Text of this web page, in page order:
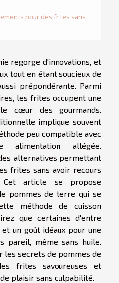
pour des frites sans
regorge d'innovations, et
tout en étant soucieux de
prépondérante. Parmi
les frites occupent une
cœur des gourmands.
implique souvent
peu compatible avec
alimentation allégée.
alternatives permettant
frites sans avoir recours
article se propose
pommes de terre qui se
méthode de cuisson
que certaines d'entre
un goût idéaux pour une
pareil, même sans huile.
les secrets de pommes de
frites savoureuses et
plaisir sans culpabilité.